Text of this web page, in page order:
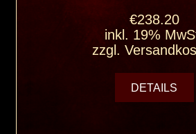
€238.20
inkl. 19%
zzgl.
DETAILS